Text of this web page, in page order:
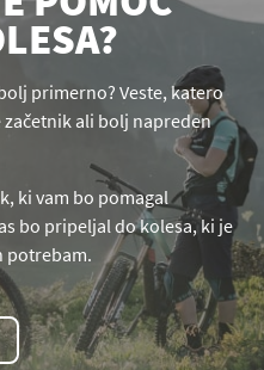
primerno? Veste, katero
začetnik ali bolj napreden
ki vam bo pomagal
bo pripeljal do kolesa, ki je
potrebam.